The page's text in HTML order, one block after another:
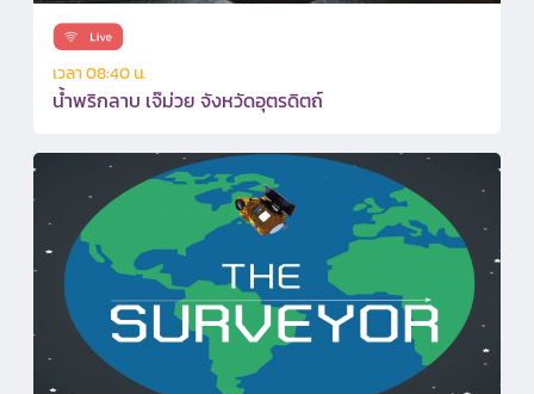
เวลา 08:40 น.
น้ำพริกลาบ เจ๊ม่วย จังหวัดอุตรดิตถ์